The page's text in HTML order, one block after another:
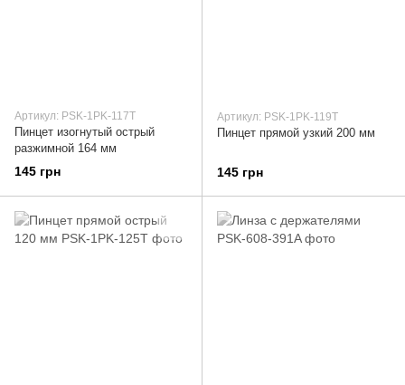
Артикул: PSK-1PK-117T
Пинцет изогнутый острый
разжимной 164 мм
145 грн
Артикул: PSK-1PK-119T
Пинцет прямой узкий 200 мм
145 грн